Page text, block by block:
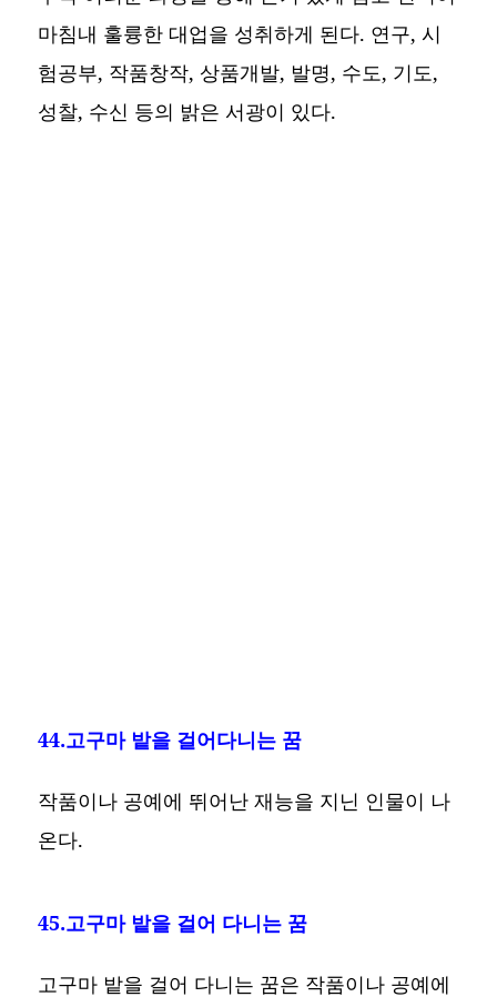
마침내 훌륭한 대업을 성취하게 된다. 연구, 시
험공부, 작품창작, 상품개발, 발명, 수도, 기도,
성찰, 수신 등의 밝은 서광이 있다.
44.고구마 밭을 걸어다니는 꿈
작품이나 공예에 뛰어난 재능을 지닌 인물이 나
온다.
45.고구마 밭을 걸어 다니는 꿈
고구마 밭을 걸어 다니는 꿈은 작품이나 공예에